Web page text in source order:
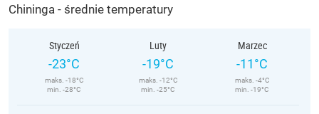
Chininga - średnie temperatury
Styczeń
-23°C
maks. -18°C
min. -28°C
Luty
-19°C
maks. -12°C
min. -25°C
Marzec
-11°C
maks. -4°C
min. -19°C